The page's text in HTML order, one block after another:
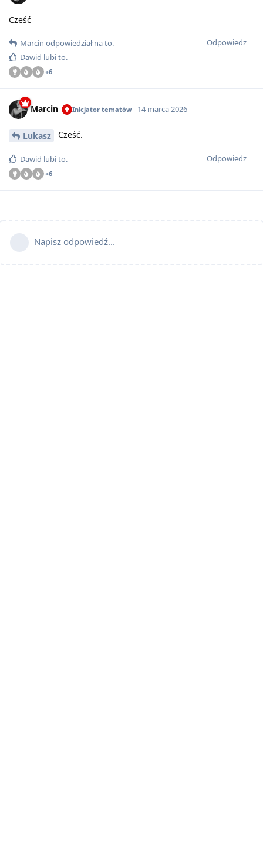
Cześć
Odpowiedz
Marcin odpowiedział na to.
Dawid lubi to.
+6
Marcin Inicjator tematów 14 marca 2026
Lukasz Cześć.
Odpowiedz
Dawid lubi to.
+6
Napisz odpowiedź...